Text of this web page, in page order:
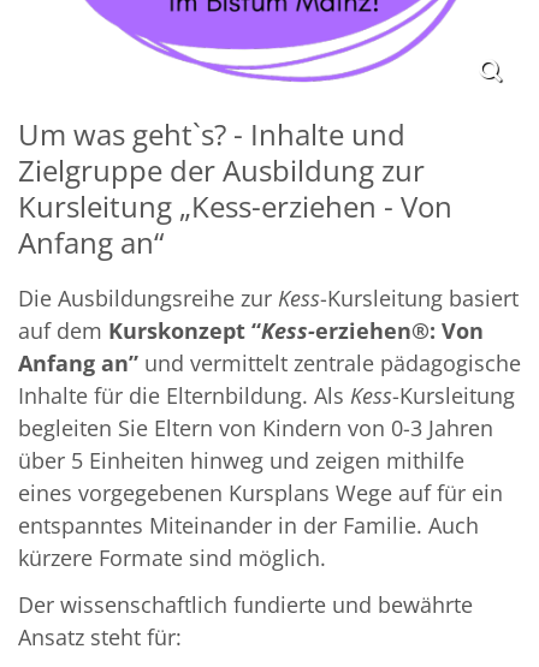
Um was geht`s? - Inhalte und
Zielgruppe der Ausbildung zur
Kursleitung „Kess-erziehen - Von
Anfang an“
Die Ausbildungsreihe zur Kess-Kursleitung basiert
auf dem Kurskonzept “Kess-erziehen®: Von
Anfang an” und vermittelt zentrale pädagogische
Inhalte für die Elternbildung. Als Kess-Kursleitung
begleiten Sie Eltern von Kindern von 0-3 Jahren
über 5 Einheiten hinweg und zeigen mithilfe
eines vorgegebenen Kursplans Wege auf für ein
entspanntes Miteinander in der Familie. Auch
kürzere Formate sind möglich.
Der wissenschaftlich fundierte und bewährte
Ansatz steht für: